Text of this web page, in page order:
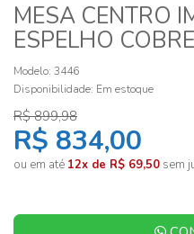
MESA CENTRO
ESPELHO COBRE
Modelo: 3446
Disponibilidade: Em estoque
R$ 899,98
R$ 834,00
ou em até 12x de R$ 69,50 sem